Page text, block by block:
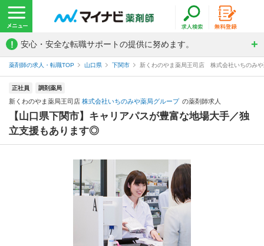
! 安心・安全な転職サポートの提供に努めます。
薬剤師の求人・転職TOP 山口県 下関市 新くわのやま薬局王司店 株式会社いちのみ
正社員 調剤薬局
新くわのやま薬局王司店 株式会社いちのみや薬局グループ の薬剤師求人
【山口県下関市】キャリアパスが豊富な地場大手／独
立支援もあります◎